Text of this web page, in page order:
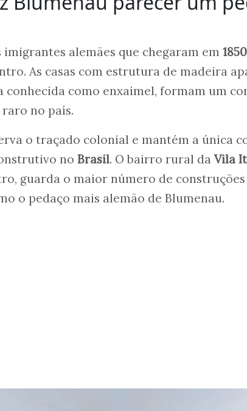
imigrantes alemães que chegaram em 1850
As casas com estrutura de madeira
conhecida como enxaimel, formam um
no país.
o traçado colonial e mantém a única
no Brasil. O bairro rural da Vila
guarda o maior número de
o pedaço mais alemão de Blumenau.